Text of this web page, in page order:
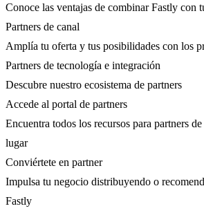
Conoce las ventajas de combinar Fastly con
Partners de canal
Amplía tu oferta y tus posibilidades con los
Partners de tecnología e integración
Descubre nuestro ecosistema de partners
Accede al portal de partners
Encuentra todos los recursos para partners
lugar
Conviértete en partner
Impulsa tu negocio distribuyendo o
Fastly